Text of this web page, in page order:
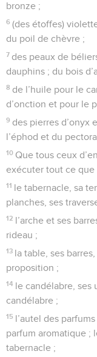
bronze ;
6 (des étoffes)
du poil de chèvre ;
7 des peaux de
dauphins ; du bois
8 de l’huile pour le
d’onction et pour le
9 des pierres d’onyx
l’éphod et du
10 Que tous ceux
exécuter tout ce que
11 le tabernacle, sa
planches, ses
12 l’arche et ses
rideau ;
13 la table, ses
proposition ;
14 le candélabre, ses
candélabre ;
15 l’autel des
parfum aromatique ;
tabernacle ;